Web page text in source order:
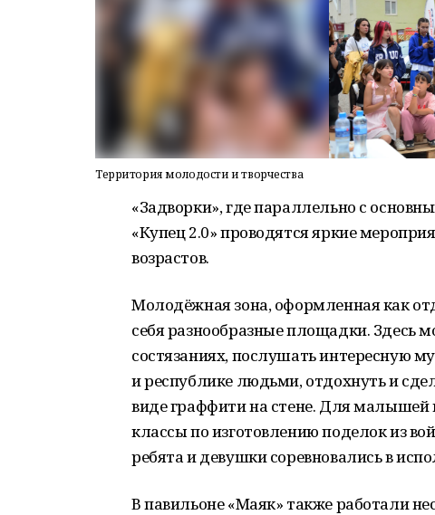
Территория молодости и творчества
«Задворки», где параллельно с
«Купец 2.0» проводятся яркие
возрастов.
Молодёжная зона, оформленная как
себя разнообразные площадки. Здесь
состязаниях, послушать интересную
и республике людьми, отдохнуть и
виде граффити на стене. Для
классы по изготовлению поделок из
ребята и девушки соревновались в
В павильоне «Маяк» также работали